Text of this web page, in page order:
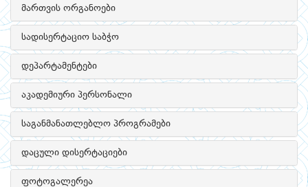
მართვის ორგანოები
სადისერტაციო საბჭო
დეპარტამენტები
აკადემიური პერსონალი
საგანმანათლებლო პროგრამები
დაცული დისერტაციები
ფოტოგალერეა